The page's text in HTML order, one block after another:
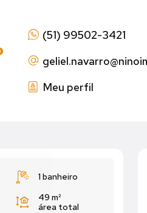
(51) 99502-3421
geliel.navarro
Meu perfil
1 banheiro
49 m²
área total